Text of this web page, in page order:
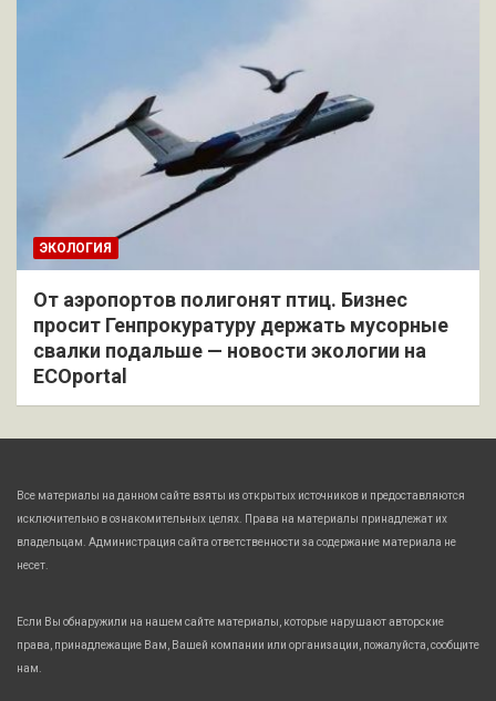
ЭКОЛОГИЯ
От аэропортов полигонят птиц. Бизнес
просит Генпрокуратуру держать мусорные
свалки подальше — новости экологии на
ECOportal
Все материалы на данном сайте взяты из открытых источников и предоставляются
исключительно в ознакомительных целях. Права на материалы принадлежат их
владельцам. Администрация сайта ответственности за содержание материала не
несет.
Если Вы обнаружили на нашем сайте материалы, которые нарушают авторские
права, принадлежащие Вам, Вашей компании или организации, пожалуйста, сообщите
нам.